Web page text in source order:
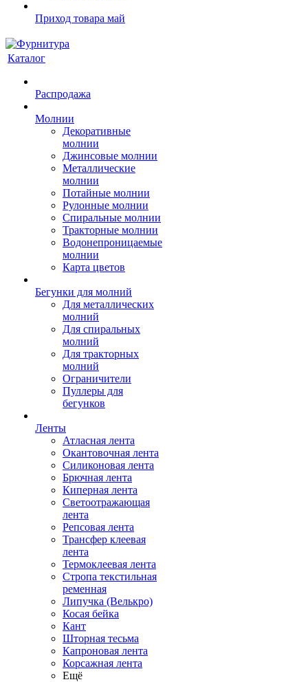
Приход товара май
Каталог
Распродажа
Молнии
Декоративные
молнии
Джинсовые молнии
Металлические
молнии
Потайные молнии
Рулонные молнии
Спиральные молнии
Тракторные молнии
Водонепроницаемые
молнии
Карта цветов
Бегунки для молний
Для металлических
молний
Для спиральных
молний
Для тракторных
молний
Ограничители
Пуллеры для
бегунков
Ленты
Атласная лента
Окантовочная лента
Силиконовая лента
Брючная лента
Киперная лента
Светоотражающая
лента
Репсовая лента
Трансфер клеевая
лента
Термоклеевая лента
Стропа текстильная
ременная
Липучка (Велькро)
Косая бейка
Кант
Шторная тесьма
Капроновая лента
Корсажная лента
Ещё